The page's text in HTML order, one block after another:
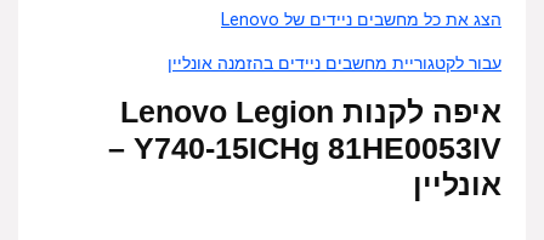
הצג את כל מחשבים ניידים של Lenovo
עבור לקטגוריית מחשבים ניידים בהזמנה אונליין
איפה לקנות Lenovo Legion
Y740-15ICHg 81HE0053IV –
אונליין